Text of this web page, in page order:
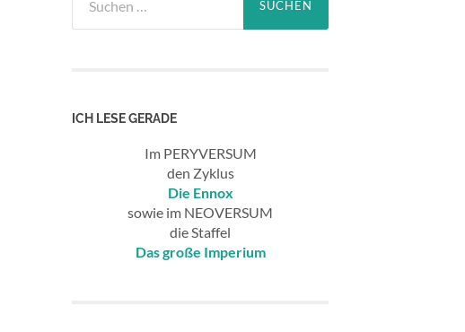
nach:
ICH LESE GERADE
Im PERYVERSUM
den Zyklus
Die Ennox
sowie im NEOVERSUM
die Staffel
Das große Imperium